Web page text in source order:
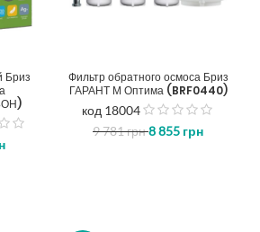
Бриз
Фильтр обратного осмоса Бриз
ГАРАНТ М Оптима (BRF0440)
код 18004
9 781грн8 855 грн